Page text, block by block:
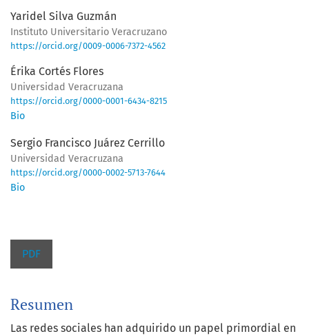
Yaridel Silva Guzmán
Instituto Universitario Veracruzano
https://orcid.org/0009-0006-7372-4562
Érika Cortés Flores
Universidad Veracruzana
https://orcid.org/0000-0001-6434-8215
Bio
Sergio Francisco Juárez Cerrillo
Universidad Veracruzana
https://orcid.org/0000-0002-5713-7644
Bio
PDF
Resumen
Las redes sociales han adquirido un papel primordial en